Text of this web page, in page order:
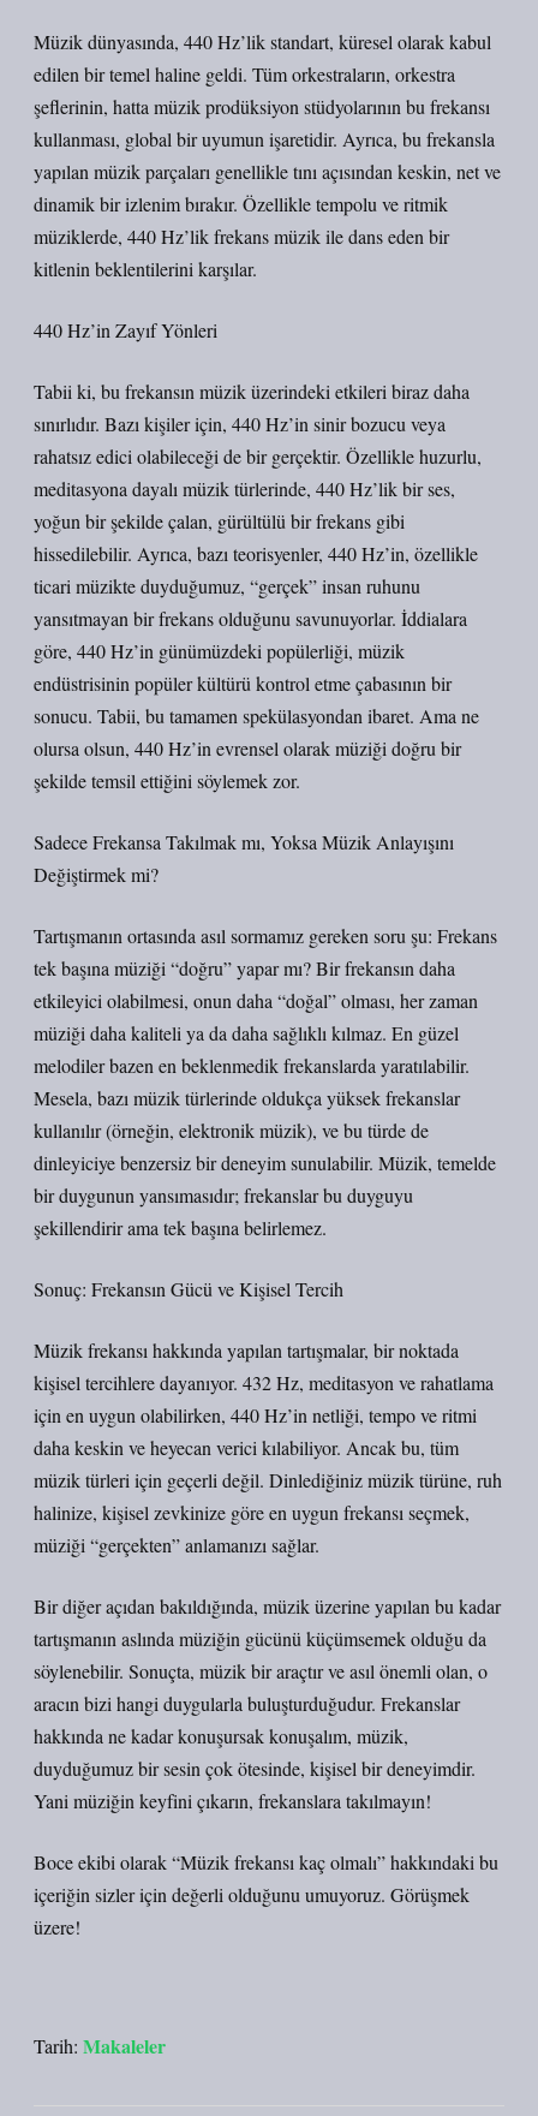
Müzik dünyasında, 440 Hz’lik standart, küresel olarak kabul
edilen bir temel haline geldi. Tüm orkestraların, orkestra
şeflerinin, hatta müzik prodüksiyon stüdyolarının bu frekansı
kullanması, global bir uyumun işaretidir. Ayrıca, bu frekansla
yapılan müzik parçaları genellikle tını açısından keskin, net ve
dinamik bir izlenim bırakır. Özellikle tempolu ve ritmik
müziklerde, 440 Hz’lik frekans müzik ile dans eden bir
kitlenin beklentilerini karşılar.
440 Hz’in Zayıf Yönleri
Tabii ki, bu frekansın müzik üzerindeki etkileri biraz daha
sınırlıdır. Bazı kişiler için, 440 Hz’in sinir bozucu veya
rahatsız edici olabileceği de bir gerçektir. Özellikle huzurlu,
meditasyona dayalı müzik türlerinde, 440 Hz’lik bir ses,
yoğun bir şekilde çalan, gürültülü bir frekans gibi
hissedilebilir. Ayrıca, bazı teorisyenler, 440 Hz’in, özellikle
ticari müzikte duyduğumuz, “gerçek” insan ruhunu
yansıtmayan bir frekans olduğunu savunuyorlar. İddialara
göre, 440 Hz’in günümüzdeki popülerliği, müzik
endüstrisinin popüler kültürü kontrol etme çabasının bir
sonucu. Tabii, bu tamamen spekülasyondan ibaret. Ama ne
olursa olsun, 440 Hz’in evrensel olarak müziği doğru bir
şekilde temsil ettiğini söylemek zor.
Sadece Frekansa Takılmak mı, Yoksa Müzik Anlayışını
Değiştirmek mi?
Tartışmanın ortasında asıl sormamız gereken soru şu: Frekans
tek başına müziği “doğru” yapar mı? Bir frekansın daha
etkileyici olabilmesi, onun daha “doğal” olması, her zaman
müziği daha kaliteli ya da daha sağlıklı kılmaz. En güzel
melodiler bazen en beklenmedik frekanslarda yaratılabilir.
Mesela, bazı müzik türlerinde oldukça yüksek frekanslar
kullanılır (örneğin, elektronik müzik), ve bu türde de
dinleyiciye benzersiz bir deneyim sunulabilir. Müzik, temelde
bir duygunun yansımasıdır; frekanslar bu duyguyu
şekillendirir ama tek başına belirlemez.
Sonuç: Frekansın Gücü ve Kişisel Tercih
Müzik frekansı hakkında yapılan tartışmalar, bir noktada
kişisel tercihlere dayanıyor. 432 Hz, meditasyon ve rahatlama
için en uygun olabilirken, 440 Hz’in netliği, tempo ve ritmi
daha keskin ve heyecan verici kılabiliyor. Ancak bu, tüm
müzik türleri için geçerli değil. Dinlediğiniz müzik türüne, ruh
halinize, kişisel zevkinize göre en uygun frekansı seçmek,
müziği “gerçekten” anlamanızı sağlar.
Bir diğer açıdan bakıldığında, müzik üzerine yapılan bu kadar
tartışmanın aslında müziğin gücünü küçümsemek olduğu da
söylenebilir. Sonuçta, müzik bir araçtır ve asıl önemli olan, o
aracın bizi hangi duygularla buluşturduğudur. Frekanslar
hakkında ne kadar konuşursak konuşalım, müzik,
duyduğumuz bir sesin çok ötesinde, kişisel bir deneyimdir.
Yani müziğin keyfini çıkarın, frekanslara takılmayın!
Boce ekibi olarak “Müzik frekansı kaç olmalı” hakkındaki bu
içeriğin sizler için değerli olduğunu umuyoruz. Görüşmek
üzere!
Tarih: Makaleler